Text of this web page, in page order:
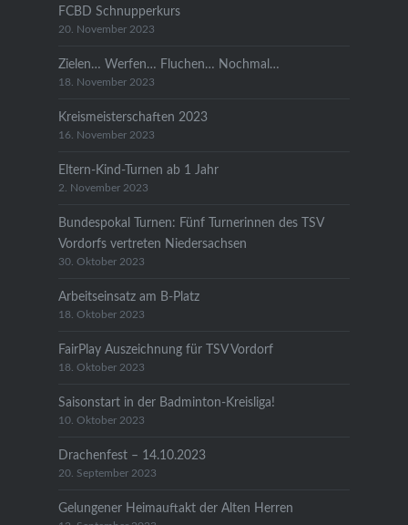
FCBD Schnupperkurs
20. November 2023
Zielen… Werfen… Fluchen… Nochmal…
18. November 2023
Kreismeisterschaften 2023
16. November 2023
Eltern-Kind-Turnen ab 1 Jahr
2. November 2023
Bundespokal Turnen: Fünf Turnerinnen des TSV
Vordorfs vertreten Niedersachsen
30. Oktober 2023
Arbeitseinsatz am B-Platz
18. Oktober 2023
FairPlay Auszeichnung für TSV Vordorf
18. Oktober 2023
Saisonstart in der Badminton-Kreisliga!
10. Oktober 2023
Drachenfest – 14.10.2023
20. September 2023
Gelungener Heimauftakt der Alten Herren